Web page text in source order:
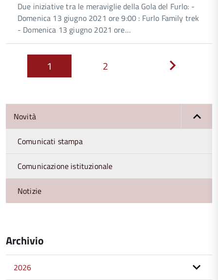
Due iniziative tra le meraviglie della Gola del Furlo: -
Domenica 13 giugno 2021 ore 9:00 : Furlo Family trek
- Domenica 13 giugno 2021 ore…
1 2
Novità
Comunicati stampa
Comunicazione istituzionale
Notizie
Archivio
2026